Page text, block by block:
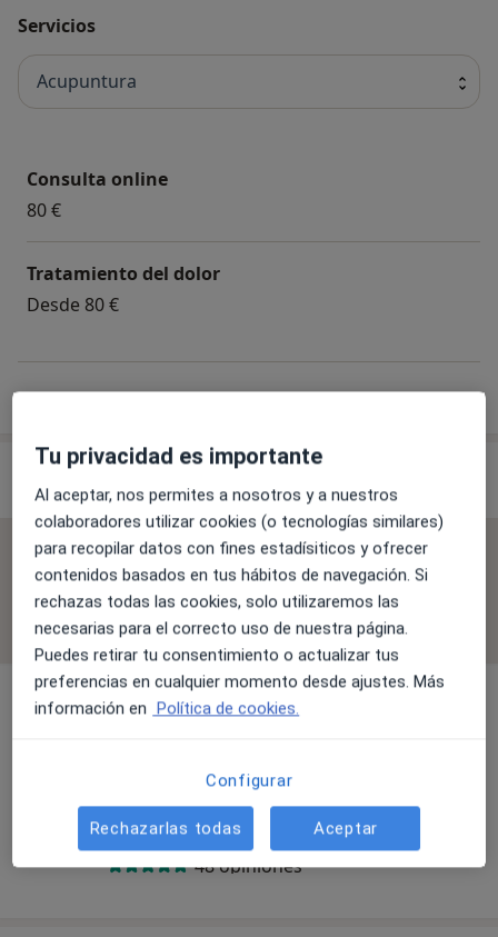
nos presenta alguno de estos casos actuamos según
punto diferencial se encuentra en la manera de
realizar el tratamiento de las patologías crónicas. La
desaparece. En todos los casos en que sea posible hay
que intentar restablecer el equilibrio del organismo
tratamientos que a largo plazo no provoquen efectos
secundarios importantes.
Servicios
Acupuntura
Consulta online
80 €
Tratamiento del dolor
Desde 80 €
Especialistas & aseguradoras
No se aceptan aseguradoras
Todos los especialistas de esta clínica solo aceptan
pacientes privados.
Acupuntor
Dra. M. Teresa Teruel Santana
Médica general, Acupuntora, Homeópata
48 opiniones
Tu privacidad es importante
Al aceptar, nos permites a nosotros y a nuestros
colaboradores utilizar cookies (o tecnologías similares)
para recopilar datos con fines estadísiticos y ofrecer
contenidos basados en tus hábitos de navegación. Si
rechazas todas las cookies, solo utilizaremos las
necesarias para el correcto uso de nuestra página.
Puedes retirar tu consentimiento o actualizar tus
preferencias en cualquier momento desde ajustes. Más
información en Política de cookies.
Configurar
Rechazarlas todas Aceptar